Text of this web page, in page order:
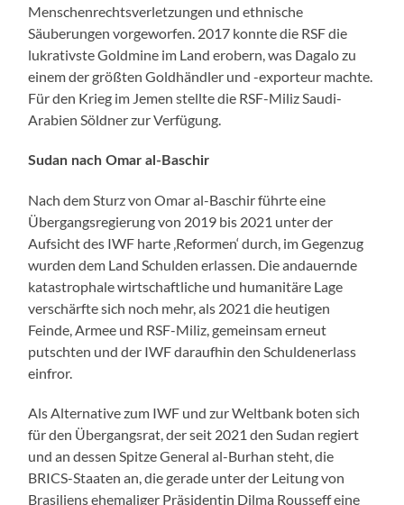
Menschenrechtsverletzungen und ethnische
Säuberungen vorgeworfen. 2017 konnte die RSF die
lukrativste Goldmine im Land erobern, was Dagalo zu
einem der größten Goldhändler und -exporteur machte.
Für den Krieg im Jemen stellte die RSF-Miliz Saudi-
Arabien Söldner zur Verfügung.
Sudan nach Omar al-Baschir
Nach dem Sturz von Omar al-Baschir führte eine
Übergangsregierung von 2019 bis 2021 unter der
Aufsicht des IWF harte ‚Reformen‘ durch, im Gegenzug
wurden dem Land Schulden erlassen. Die andauernde
katastrophale wirtschaftliche und humanitäre Lage
verschärfte sich noch mehr, als 2021 die heutigen
Feinde, Armee und RSF-Miliz, gemeinsam erneut
putschten und der IWF daraufhin den Schuldenerlass
einfror.
Als Alternative zum IWF und zur Weltbank boten sich
für den Übergangsrat, der seit 2021 den Sudan regiert
und an dessen Spitze General al-Burhan steht, die
BRICS-Staaten an, die gerade unter der Leitung von
Brasiliens ehemaliger Präsidentin Dilma Rousseff eine